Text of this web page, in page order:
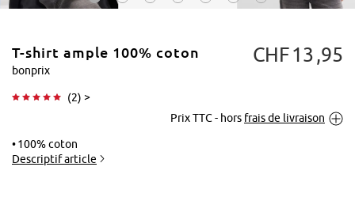
Tapoter pour
T-shirt ample 100% coton
bonprix
(2) >
CHF13 95
Prix TTC - hors frais de livraison
100% coton
Descriptif article